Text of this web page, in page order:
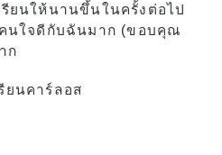
วีซ่าที่ไม่ใช่นักเรียน
(พลเมืองสหรัฐฯ
ยนให้นานขึ้นในครั้งต่อไป
นใจดีกับฉันมาก (ขอบคุณ
ก